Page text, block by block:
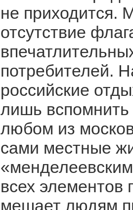
не приходится.
отсутствие
потребителей.
российские
лишь
любом из
сами местные
всех элементов
мешает людям